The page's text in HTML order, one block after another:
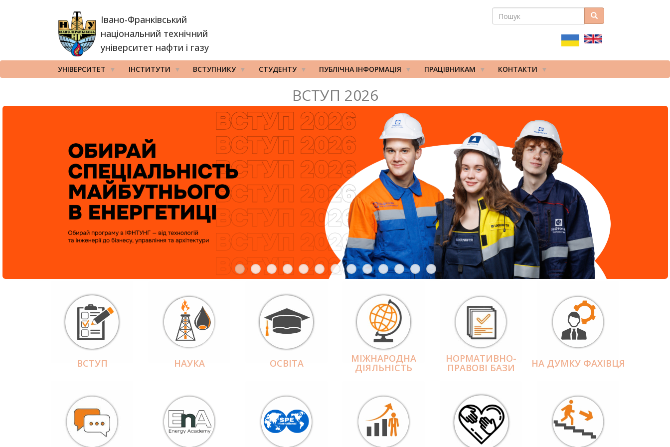
Івано-Франківський
національний технічний
університет нафти і газу
ПОШУКОВА
ПОШУК Пошук
УНІВЕРСИТЕТ ІНСТИТУТИ ВСТУПНИКУ СТУДЕНТУ ПУБЛІЧНА ІНФОРМАЦІЯ ПРАЦІВНИКАМ КОНТАКТИ
ВСТУП 2026
ВСТУП НАУКА ОСВІТА МІЖНАРОДНА
ДІЯЛЬНІCТЬ
НОРМАТИВНО-
ПРАВОВІ БАЗИ НА ДУМКУ ФАХІВЦЯ